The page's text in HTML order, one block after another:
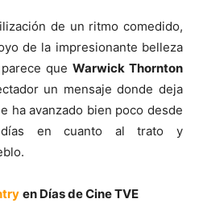
de un ritmo comedido,
de la impresionante belleza
que Warwick Thornton
un mensaje donde deja
ha avanzado bien poco desde
días en cuanto al trato y
en Días de Cine TVE